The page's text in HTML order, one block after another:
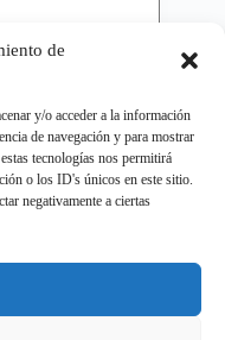
de
y/o acceder a la información
de navegación y para mostrar
tecnologías nos permitirá
o los ID's únicos en este sitio.
negativamente a ciertas